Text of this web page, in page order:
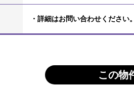
・詳細はお問い合わせください。
この物